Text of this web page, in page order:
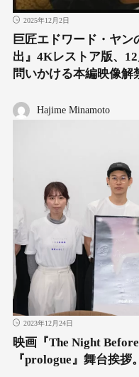
2025年12月2日
巨匠エドワード・ヤ
出』4Kレストア版、
問いかける本編映像解
Hajime Minamoto
2023年12月24日
映画『The Night
『prologue』舞台挨拶